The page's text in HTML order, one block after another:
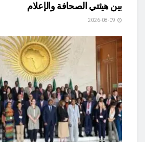
بين هيئتي الصحافة والإعلام